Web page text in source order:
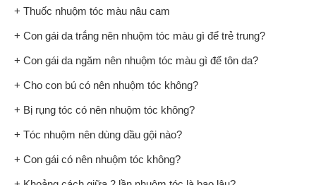
+ Thuốc nhuộm tóc màu nâu cam
+ Con gái da trắng nên nhuộm tóc màu gì để trẻ trung?
+ Con gái da ngăm nên nhuộm tóc màu gì để tôn da?
+ Cho con bú có nên nhuộm tóc không?
+ Bị rụng tóc có nên nhuộm tóc không?
+ Tóc nhuộm nên dùng dầu gội nào?
+ Con gái có nên nhuộm tóc không?